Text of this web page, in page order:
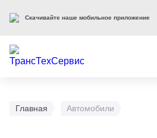
Главная Автомобили
Скачивайте наше мобильное приложение